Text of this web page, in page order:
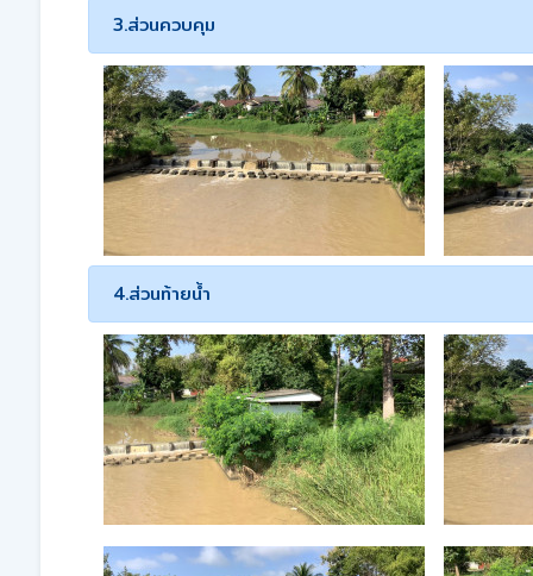
3.ส่วนควบคุม
4.ส่วนท้ายน้ำ